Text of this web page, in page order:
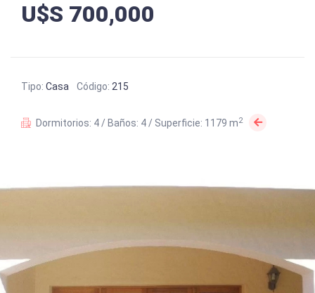
U$S 700,000
Tipo: Casa Código: 215
Dormitorios: 4 / Baños: 4 / Superficie: 1179 m2